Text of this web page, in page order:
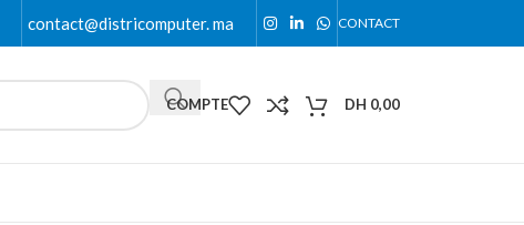
contact@districomputer. ma CONTACT
COMPTE DH 0,00